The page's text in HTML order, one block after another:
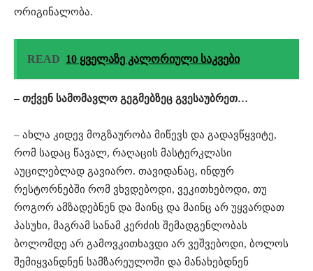
ორიგინალობა.
READ 10 ყველაზე კალორიული საკვები
– თქვენ სამომავლო გეგმებზეც გვესაუბრეთ…
– ახლა კიდევ მოგზაურობა მიწევს და გადავწყვიტე,
რომ სადაც წავალ, რაღაცის მასტერკლასი
აუცილებლად გავიარო. თავიდანაც, ინდურ
რესტორნებში რომ ვხვდებოდი, ვეკითხებოდი, თუ
როგორ ამზადებნენ და მაინც და მაინც არ უყვარდათ
პასუხი, მაგრამ სანამ კერძის შემადგენლობას
ბოლომდე არ გამოვკითხავდი არ ვეშვებოდი, ბოლოს
შემიყვანდნენ სამზარეულოში და მანახებდნენ